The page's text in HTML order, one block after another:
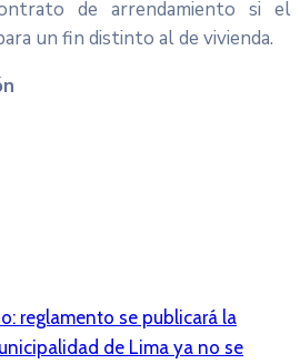
de arrendamiento si el
un fin distinto al de vivienda.
reglamento se publicará la
de Lima ya no se